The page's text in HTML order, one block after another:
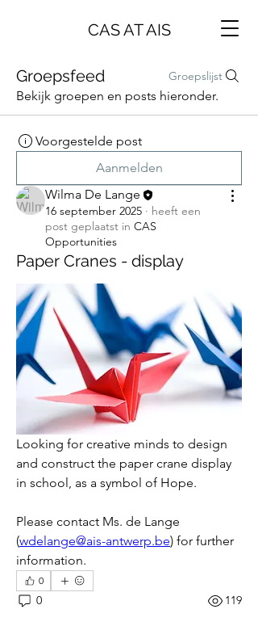
CAS AT AIS
Groepsfeed Groepslijst
Bekijk groepen en posts hieronder.
Voorgestelde post
Aanmelden
Wilma De Lange
16 september 2025 · heeft een
post geplaatst in CAS
Opportunities
Paper Cranes - display
Looking for creative minds to design
and construct the paper crane display
in school, as a symbol of Hope.
Please contact Ms. de Lange
(wdelange@ais-antwerp.be) for further
information.
0
0 119